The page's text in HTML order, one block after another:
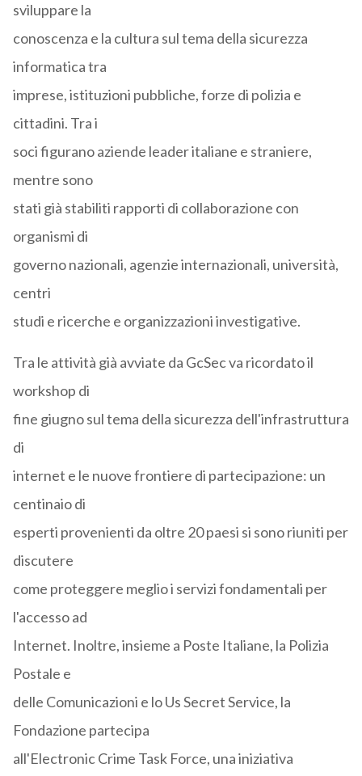
sviluppare la
conoscenza e la cultura sul tema della sicurezza
informatica tra
imprese, istituzioni pubbliche, forze di polizia e
cittadini. Tra i
soci figurano aziende leader italiane e straniere,
mentre sono
stati già stabiliti rapporti di collaborazione con
organismi di
governo nazionali, agenzie internazionali, università,
centri
studi e ricerche e organizzazioni investigative.
Tra le attività già avviate da GcSec va ricordato il
workshop di
fine giugno sul tema della sicurezza dell'infrastruttura
di
internet e le nuove frontiere di partecipazione: un
centinaio di
esperti provenienti da oltre 20 paesi si sono riuniti per
discutere
come proteggere meglio i servizi fondamentali per
l'accesso ad
Internet. Inoltre, insieme a Poste Italiane, la Polizia
Postale e
delle Comunicazioni e lo Us Secret Service, la
Fondazione partecipa
all'Electronic Crime Task Force, una iniziativa